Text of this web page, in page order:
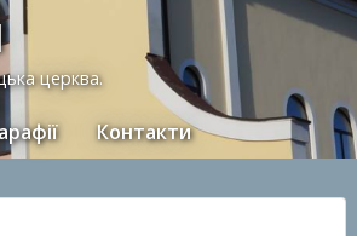
церква.
Контакти